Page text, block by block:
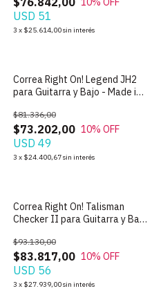
USD 51
3 x $25.614,00sin interés
Correa Right On! Legend JH2
para Guitarra y Bajo - Made in
$73.202,00
$81.336,00
10% OFF
USD 49
3 x $24.400,67sin interés
Correa Right On! Talisman
Checker II para Guitarra y Bajo
$83.817,00
$93.130,00
10% OFF
USD 56
3 x $27.939,00sin interés